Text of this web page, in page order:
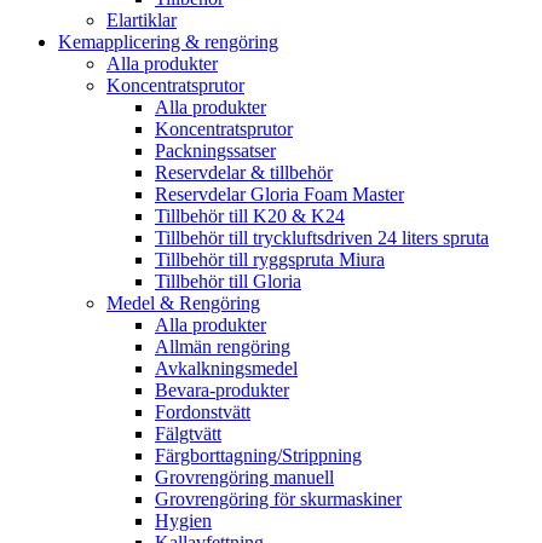
Elartiklar
Kemapplicering & rengöring
Alla produkter
Koncentratsprutor
Alla produkter
Koncentratsprutor
Packningssatser
Reservdelar & tillbehör
Reservdelar Gloria Foam Master
Tillbehör till K20 & K24
Tillbehör till tryckluftsdriven 24 liters spruta
Tillbehör till ryggspruta Miura
Tillbehör till Gloria
Medel & Rengöring
Alla produkter
Allmän rengöring
Avkalkningsmedel
Bevara-produkter
Fordonstvätt
Fälgtvätt
Färgborttagning/Strippning
Grovrengöring manuell
Grovrengöring för skurmaskiner
Hygien